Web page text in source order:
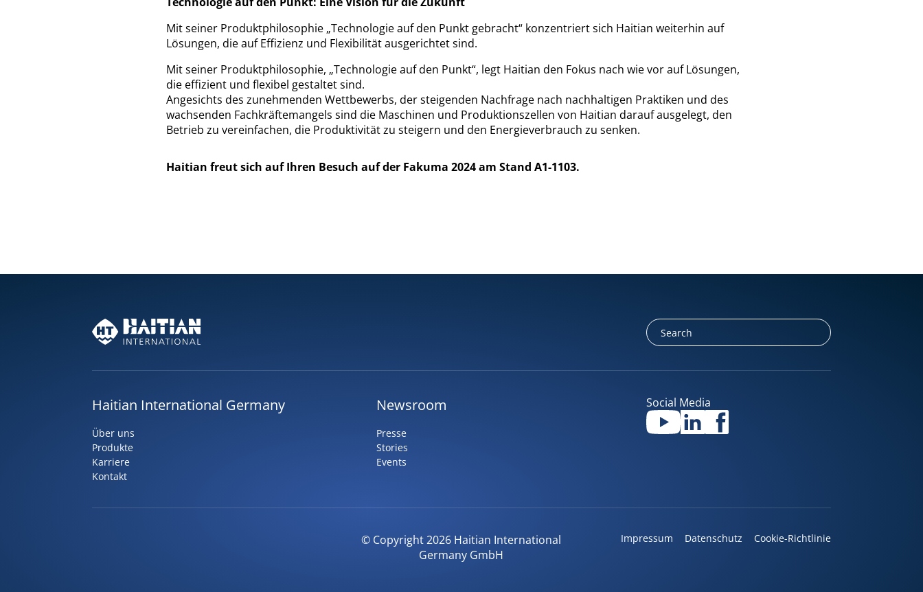
Mit seiner Produktphilosophie „Technologie auf den Punkt gebracht“ konzentriert sich Haitian weiterhin auf
Lösungen, die auf Effizienz und Flexibilität ausgerichtet sind.
Mit seiner Produktphilosophie, „Technologie auf den Punkt“, legt Haitian den Fokus nach wie vor auf Lösungen,
die effizient und flexibel gestaltet sind.
Angesichts des zunehmenden Wettbewerbs, der steigenden Nachfrage nach nachhaltigen Praktiken und des
wachsenden Fachkräftemangels sind die Maschinen und Produktionszellen von Haitian darauf ausgelegt, den
Betrieb zu vereinfachen, die Produktivität zu steigern und den Energieverbrauch zu senken.
Haitian freut sich auf Ihren Besuch auf der Fakuma 2024 am Stand A1-1103.
Haitian International Germany
Über uns
Produkte
Karriere
Kontakt
Newsroom
Presse
Stories
Events
Social Media
© Copyright 2026 Haitian International
Germany GmbH
Impressum Datenschutz Cookie-Richtlinie